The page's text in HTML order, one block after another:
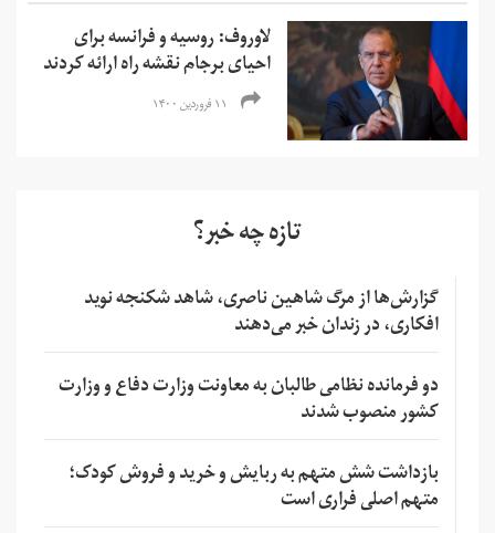
لاوروف: روسیه و فرانسه برای
احیای برجام نقشه راه ارائه کردند
۱۱ فروردین ۱۴۰۰
تازه چه خبر؟
گزارش‌ها از مرگ شاهین ناصری، شاهد شکنجه نوید
افکاری، در زندان خبر می‌دهند
دو فرمانده نظامی طالبان به معاونت وزارت دفاع و وزارت
کشور منصوب شدند
بازداشت شش متهم به ربایش و خرید و فروش کودک؛
متهم اصلی فراری است